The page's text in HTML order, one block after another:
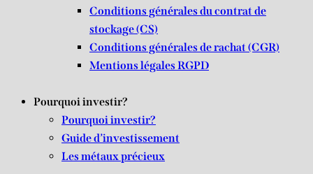
Conditions générales du contrat de
stockage (CS)
Conditions générales de rachat (CGR)
Mentions légales RGPD
Pourquoi investir?
Pourquoi investir?
Guide d’investissement
Les métaux précieux